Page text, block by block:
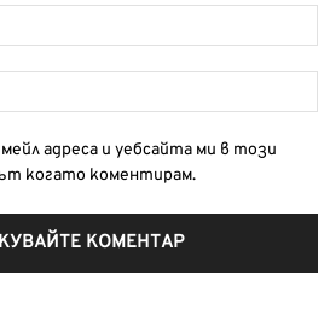
адреса и уебсайта ми в този
когато коментирам.